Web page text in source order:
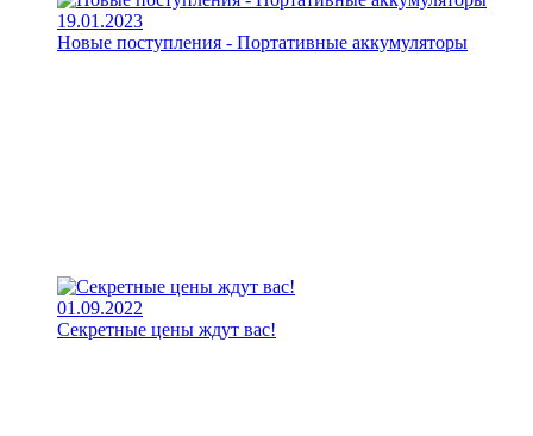
19.01.2023
Новые поступления - Портативные аккумуляторы
01.09.2022
Секретные цены ждут вас!